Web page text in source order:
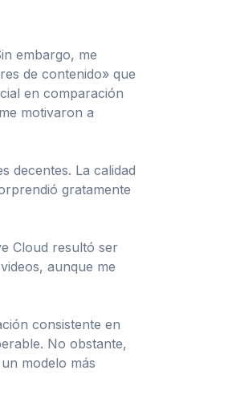
embargo, me
de contenido» que
en comparación
motivaron a
decentes. La calidad
gratamente
Cloud resultó ser
aunque me
consistente en
No obstante,
modelo más